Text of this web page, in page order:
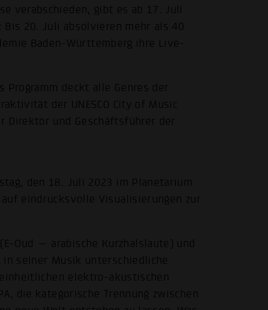
verabschieden, gibt es ab 17. Juli
20. Juli absolvieren mehr als 40
Baden-Württemberg ihre Live-
Programm deckt alle Genres der
der UNESCO City of Music
Direktor und Geschäftsführer der
den 18. Juli 2023 im Planetarium
eindrucksvolle Visualisierungen zur
Oud — arabische Kurzhalslaute) und
seiner Musik unterschiedliche
elektro-akustischen
die kategorische Trennung zwischen